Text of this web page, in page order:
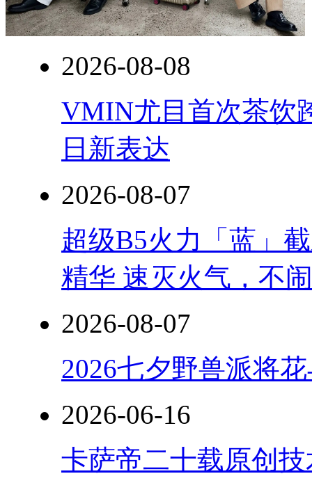
2026-08-08
VMIN尤目首次茶饮
日新表达
2026-08-07
超级B5火力「蓝」
精华 速灭火气，不
2026-08-07
2026七夕野兽派将
2026-06-16
卡萨帝二十载原创